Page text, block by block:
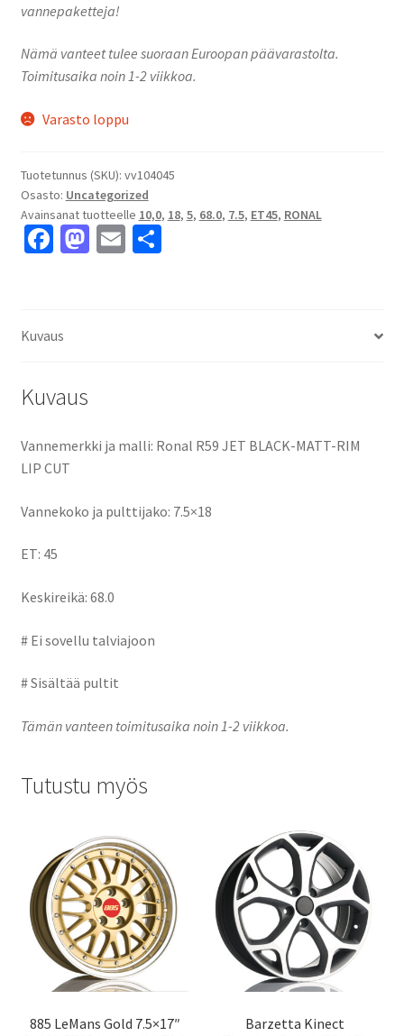
vannepaketteja!
Nämä vanteet tulee suoraan Euroopan päävarastolta.
Toimitusaika noin 1-2 viikkoa.
Varasto loppu
Tuotetunnus (SKU): vv104045
Osasto: Uncategorized
Avainsanat tuotteelle 10,0, 18, 5, 68.0, 7.5, ET45, RONAL
Fa
o
M E S
Kuvaus
Kuvaus
Vannemerkki ja malli: Ronal R59 JET BLACK-MATT-RIM
LIP CUT
Vannekoko ja pulttijako: 7.5×18
ET: 45
Keskireikä: 68.0
# Ei sovellu talviajoon
# Sisältää pultit
Tämän vanteen toimitusaika noin 1-2 viikkoa.
Tutustu myös
885 LeMans Gold 7.5×17″
Barzetta Kinect